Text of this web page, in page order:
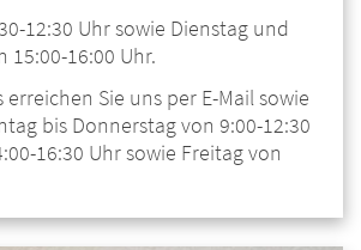
12:30 Uhr sowie Dienstag und
15:00-16:00 Uhr.
Sie uns per E-Mail sowie
bis Donnerstag von 9:00-12:30
16:30 Uhr sowie Freitag von